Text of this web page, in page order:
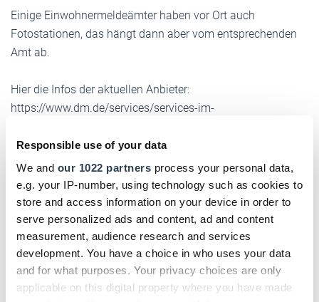
Responsible use of your data
We and our 1022 partners process your personal data,
e.g. your IP-number, using technology such as cookies to
store and access information on your device in order to
serve personalized ads and content, ad and content
measurement, audience research and services
development. You have a choice in who uses your data
and for what purposes. Your privacy choices are only
applicable on this digital property where you have made
Einige Einwohnermeldeämter haben vor Ort auch
Fotostationen, das hängt dann aber vom entsprechenden
Amt ab.
Hier die Infos der aktuellen Anbieter:
https://www.dm.de/services/services-im-
https://alfo-passbild.com/
S.
Saumweber
vor etwa einem Jahr